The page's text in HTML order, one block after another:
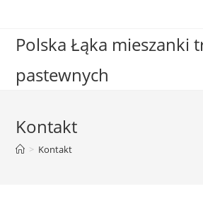
contentPolska Łąka mieszanki
pastewnych
Kontakt
> Kontakt